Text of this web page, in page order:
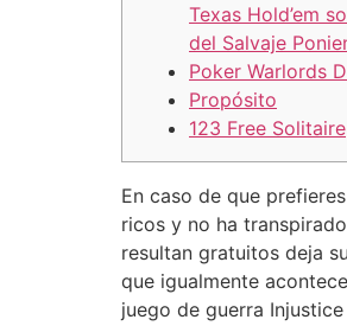
Texas Hold’em
del Salvaje
Poker Warlords
Propósito
123 Free Solitaire
En caso de que
ricos y no ha
resultan gratuitos deja
que igualmente
juego de guerra